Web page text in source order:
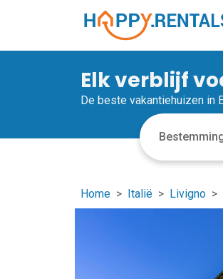
Elk verblijf
De beste vakantiehuizen in
Home Italië Livigno